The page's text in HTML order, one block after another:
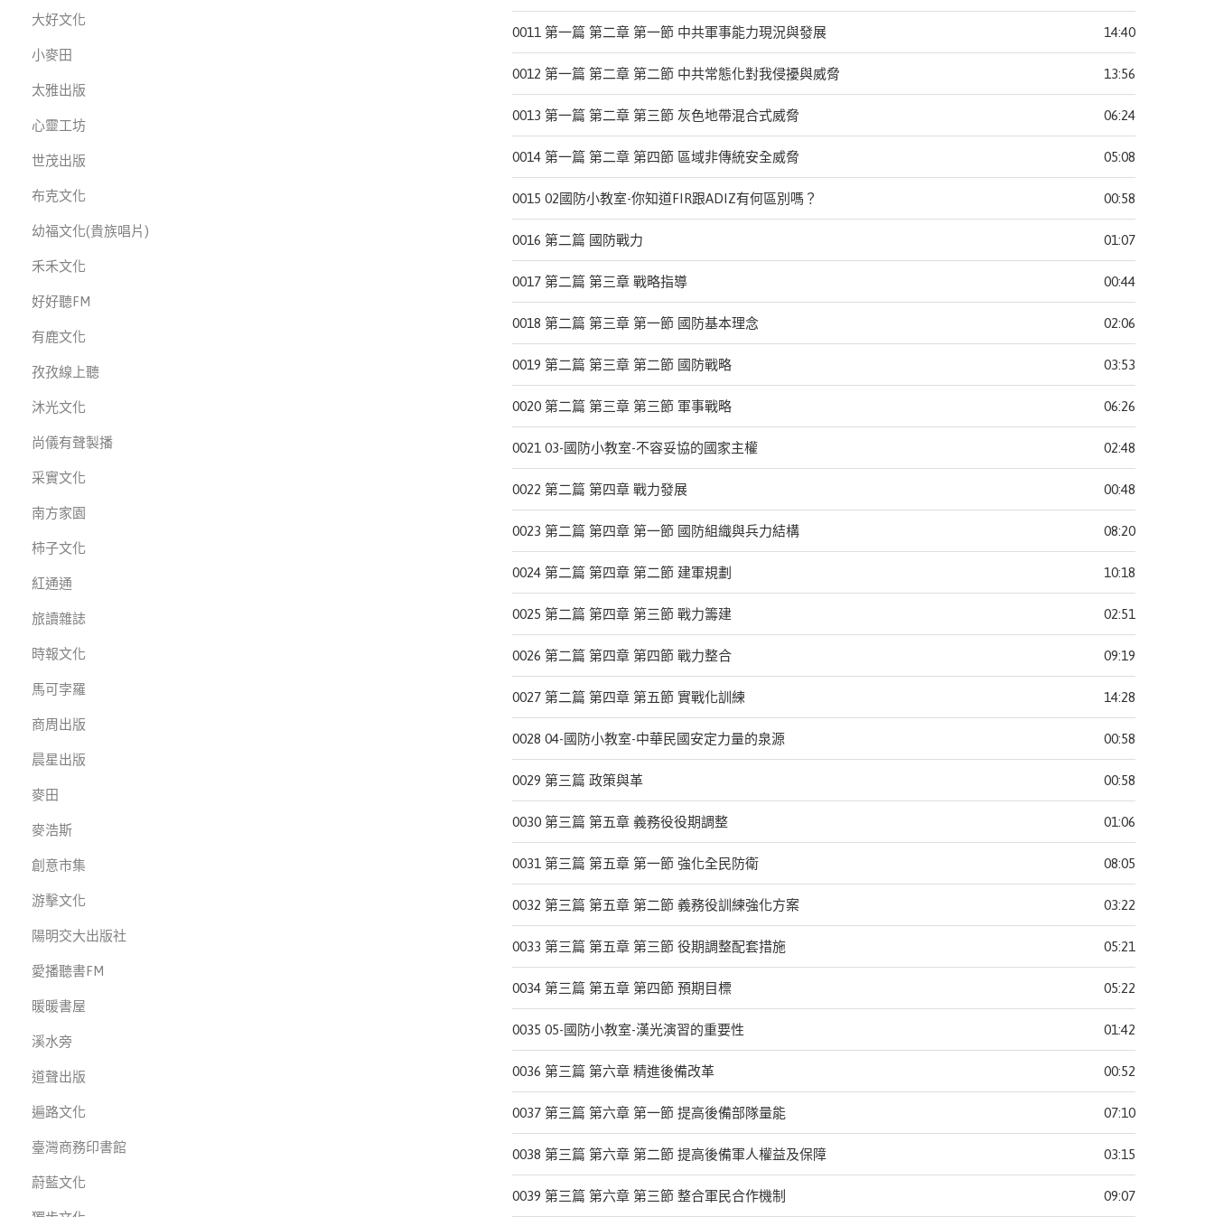
大好文化
小麥田
太雅出版
心靈工坊
世茂出版
布克文化
幼福文化(貴族唱片)
禾禾文化
好好聽FM
有鹿文化
孜孜線上聽
沐光文化
尚儀有聲製播
采實文化
南方家園
柿子文化
紅通通
旅讀雜誌
時報文化
馬可孛羅
商周出版
晨星出版
麥田
麥浩斯
創意市集
游擊文化
陽明交大出版社
愛播聽書FM
暖暖書屋
溪水旁
道聲出版
遍路文化
臺灣商務印書館
蔚藍文化
0011 第一篇 第二章 第一節 中共軍事能力現況與發展 14:40
0012 第一篇 第二章 第二節 中共常態化對我侵擾與威脅 13:56
0013 第一篇 第二章 第三節 灰色地帶混合式威脅 06:24
0014 第一篇 第二章 第四節 區域非傳統安全威脅 05:08
0015 02國防小教室-你知道FIR跟ADIZ有何區別嗎？ 00:58
0016 第二篇 國防戰力 01:07
0017 第二篇 第三章 戰略指導 00:44
0018 第二篇 第三章 第一節 國防基本理念 02:06
0019 第二篇 第三章 第二節 國防戰略 03:53
0020 第二篇 第三章 第三節 軍事戰略 06:26
0021 03-國防小教室-不容妥協的國家主權 02:48
0022 第二篇 第四章 戰力發展 00:48
0023 第二篇 第四章 第一節 國防組織與兵力結構 08:20
0024 第二篇 第四章 第二節 建軍規劃 10:18
0025 第二篇 第四章 第三節 戰力籌建 02:51
0026 第二篇 第四章 第四節 戰力整合 09:19
0027 第二篇 第四章 第五節 實戰化訓練 14:28
0028 04-國防小教室-中華民國安定力量的泉源 00:58
0029 第三篇 政策與革 00:58
0030 第三篇 第五章 義務役役期調整 01:06
0031 第三篇 第五章 第一節 強化全民防衛 08:05
0032 第三篇 第五章 第二節 義務役訓練強化方案 03:22
0033 第三篇 第五章 第三節 役期調整配套措施 05:21
0034 第三篇 第五章 第四節 預期目標 05:22
0035 05-國防小教室-漢光演習的重要性 01:42
0036 第三篇 第六章 精進後備改革 00:52
0037 第三篇 第六章 第一節 提高後備部隊量能 07:10
0038 第三篇 第六章 第二節 提高後備軍人權益及保障 03:15
0039 第三篇 第六章 第三節 整合軍民合作機制 09:07